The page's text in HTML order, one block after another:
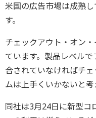
米国の広告市場は成熟
す。
チェックアウト・オン
ています。製品レベル
合されていなければチ
ムは上手くいかないと考
同社は3月24日に新型コ